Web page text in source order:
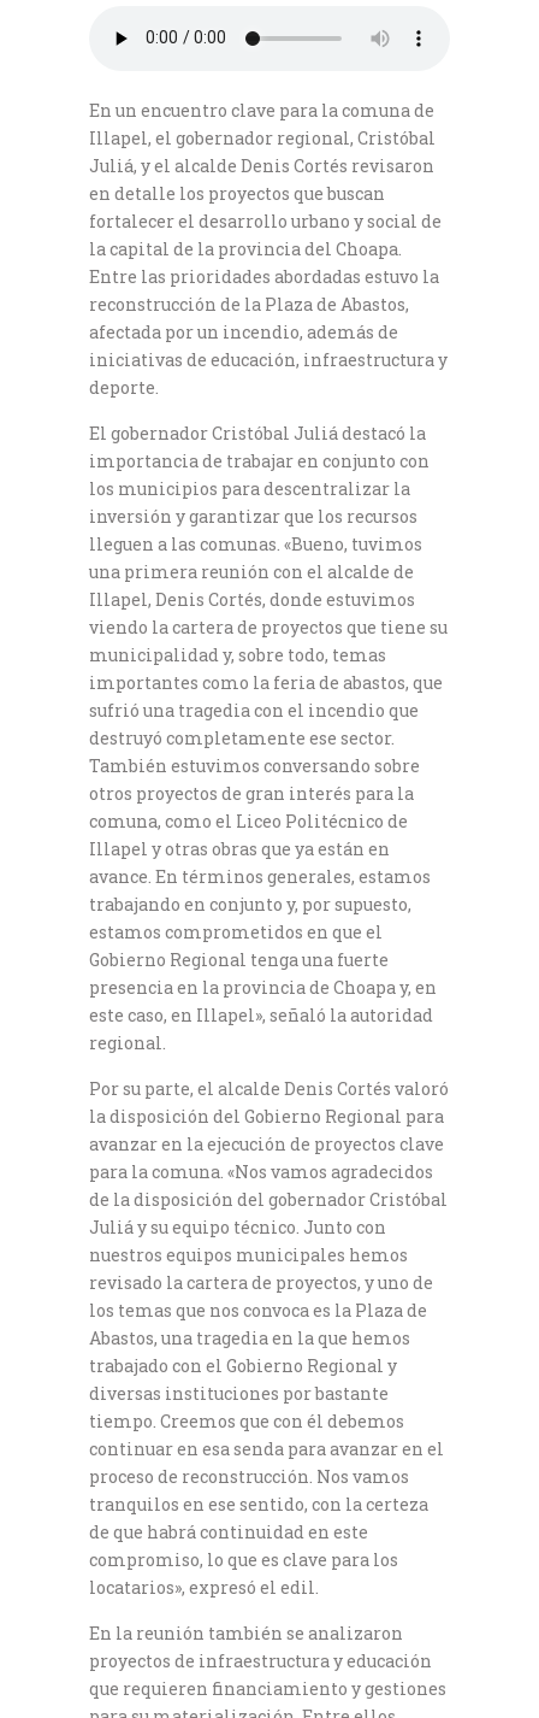
En un encuentro clave para la comuna de
Illapel, el gobernador regional, Cristóbal
Juliá, y el alcalde Denis Cortés revisaron
en detalle los proyectos que buscan
fortalecer el desarrollo urbano y social de
la capital de la provincia del Choapa.
Entre las prioridades abordadas estuvo la
reconstrucción de la Plaza de Abastos,
afectada por un incendio, además de
iniciativas de educación, infraestructura y
deporte.
El gobernador Cristóbal Juliá destacó la
importancia de trabajar en conjunto con
los municipios para descentralizar la
inversión y garantizar que los recursos
lleguen a las comunas. «Bueno, tuvimos
una primera reunión con el alcalde de
Illapel, Denis Cortés, donde estuvimos
viendo la cartera de proyectos que tiene su
municipalidad y, sobre todo, temas
importantes como la feria de abastos, que
sufrió una tragedia con el incendio que
destruyó completamente ese sector.
También estuvimos conversando sobre
otros proyectos de gran interés para la
comuna, como el Liceo Politécnico de
Illapel y otras obras que ya están en
avance. En términos generales, estamos
trabajando en conjunto y, por supuesto,
estamos comprometidos en que el
Gobierno Regional tenga una fuerte
presencia en la provincia de Choapa y, en
este caso, en Illapel», señaló la autoridad
regional.
Por su parte, el alcalde Denis Cortés valoró
la disposición del Gobierno Regional para
avanzar en la ejecución de proyectos clave
para la comuna. «Nos vamos agradecidos
de la disposición del gobernador Cristóbal
Juliá y su equipo técnico. Junto con
nuestros equipos municipales hemos
revisado la cartera de proyectos, y uno de
los temas que nos convoca es la Plaza de
Abastos, una tragedia en la que hemos
trabajado con el Gobierno Regional y
diversas instituciones por bastante
tiempo. Creemos que con él debemos
continuar en esa senda para avanzar en el
proceso de reconstrucción. Nos vamos
tranquilos en ese sentido, con la certeza
de que habrá continuidad en este
compromiso, lo que es clave para los
locatarios», expresó el edil.
En la reunión también se analizaron
proyectos de infraestructura y educación
que requieren financiamiento y gestiones